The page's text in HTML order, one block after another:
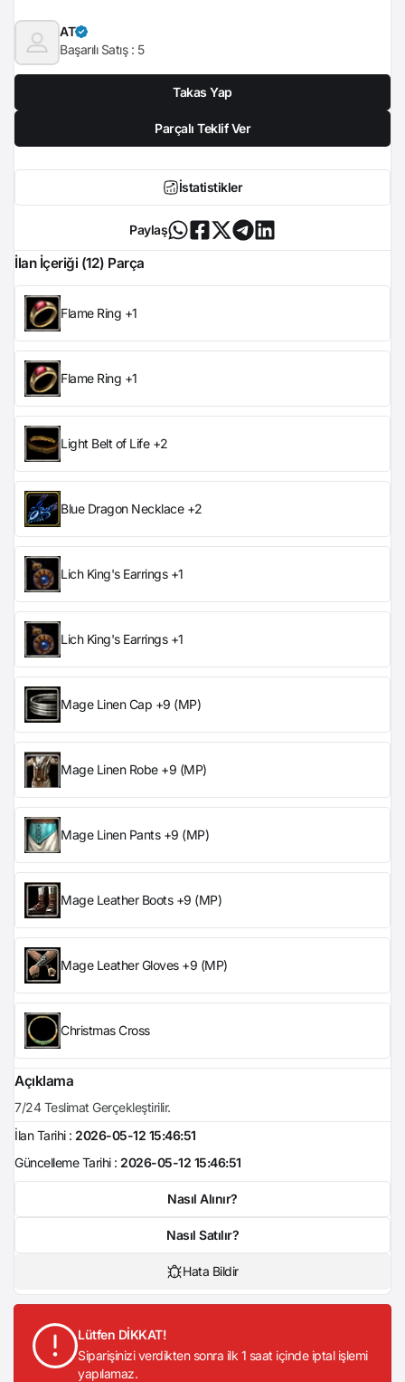
AT
Başarılı Satış : 5
Takas Yap
Parçalı Teklif Ver
İstatistikler
Paylaş
İlan İçeriği (12) Parça
Flame Ring +1
Flame Ring +1
Light Belt of Life +2
Blue Dragon Necklace +2
Lich King's Earrings +1
Lich King's Earrings +1
Mage Linen Cap +9 (MP)
Mage Linen Robe +9 (MP)
Mage Linen Pants +9 (MP)
Mage Leather Boots +9 (MP)
Mage Leather Gloves +9 (MP)
Christmas Cross
Açıklama
7/24 Teslimat Gerçekleştirilir.
İlan Tarihi : 2026-05-12 15:46:51
Güncelleme Tarihi : 2026-05-12 15:46:51
Nasıl Alınır?
Nasıl Satılır?
Hata Bildir
Lütfen DİKKAT!
Siparişinizi verdikten sonra ilk 1 saat içinde iptal işlemi
yapılamaz.